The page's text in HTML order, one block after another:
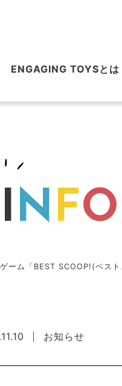
ENGAGING TOYSとは
INFO
ーム「BEST SCOOP!(ベス
お知らせ